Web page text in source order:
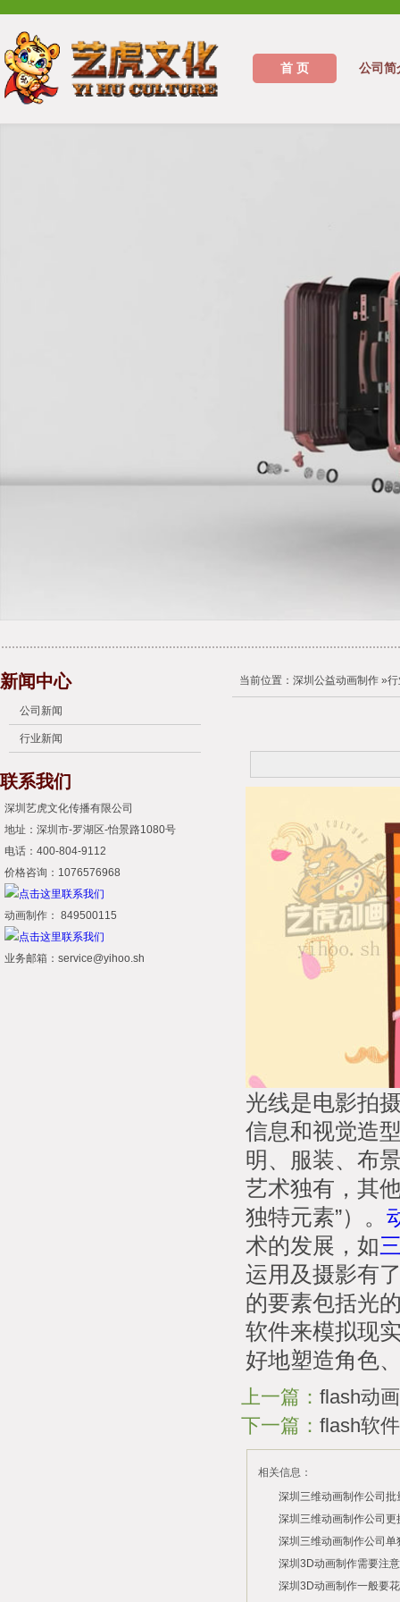
首 页 公司简
新闻中心
公司新闻
行业新闻
联系我们
深圳艺虎文化传播有限公司
地址：深圳市-罗湖区-怡景路1080号
电话：400-804-9112
价格咨询：1076576968
动画制作： 849500115
业务邮箱：service@yihoo.sh
当前位置： 深圳公益动画制作 »
光线是电影拍
信息和视觉造
明、服装、布
艺术独有，其
独特元素”）。
术的发展，如
运用及摄影有
的要素包括光
软件来模拟现
好地塑造角色
上一篇： flash动
下一篇： flash软
相关信息：
深圳三维动画制作公司
费？
2026/07/29
深圳三维动画制作公司
用？
2026/07/27
深圳三维动画制作公司
付费吗？
2026/07/23
深圳3D动画制作需要注
2026/03/06
深圳3D动画制作一般要